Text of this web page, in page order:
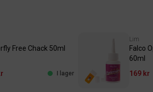
Free Chack 50ml
I lager
Lim
Falco
60ml
169 kr